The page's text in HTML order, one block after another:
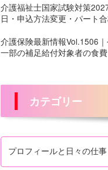
介護福祉士国家試験対策
日・申込方法変更・パート
介護保険最新情報Vol.1506
一部の補足給付対象者の食
カテゴリー